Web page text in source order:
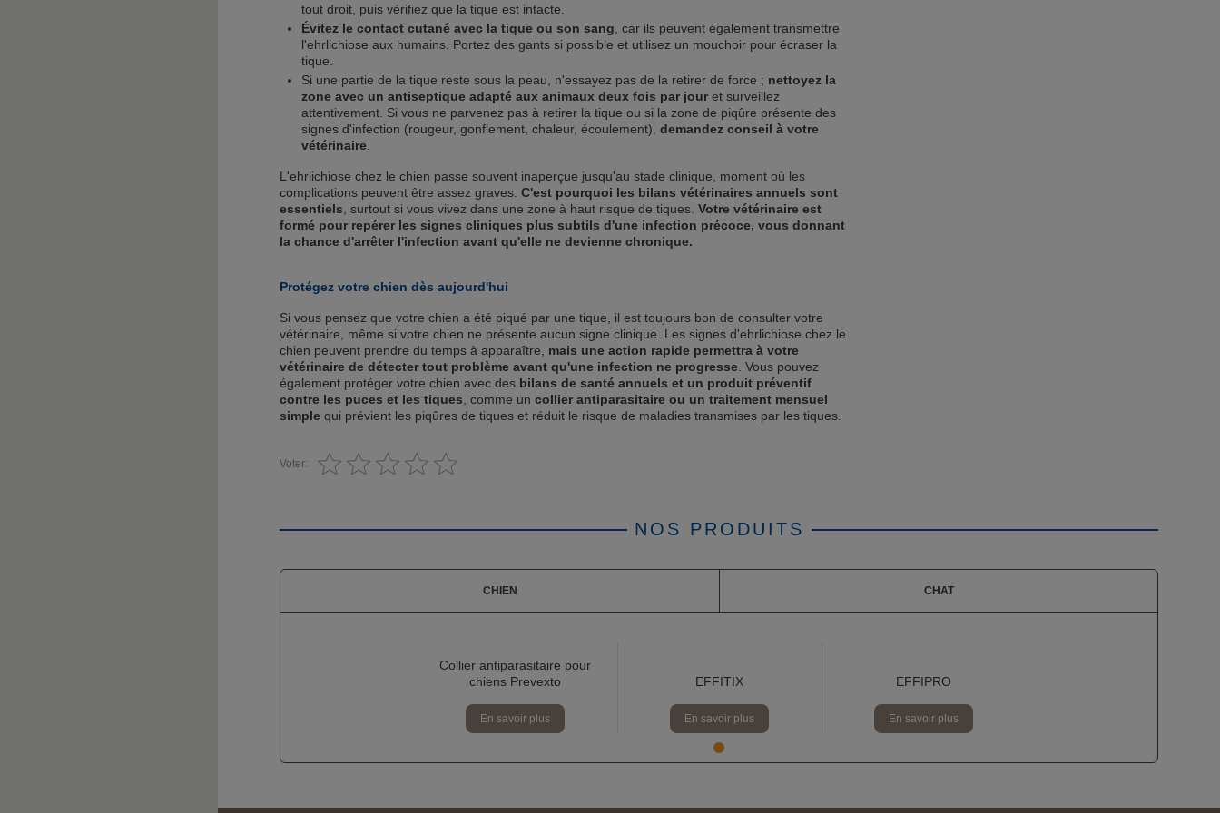
tout droit, puis vérifiez que la tique est intacte.
Évitez le contact cutané avec la tique ou son sang , car ils peuvent également transmettre
l'ehrlichiose aux humains. Portez des gants si possible et utilisez un mouchoir pour écraser la
tique.
Si une partie de la tique reste sous la peau, n'essayez pas de la retirer de force ; nettoyez la
zone avec un antiseptique adapté aux animaux deux fois par jour et surveillez
attentivement. Si vous ne parvenez pas à retirer la tique ou si la zone de piqûre présente des
signes d'infection (rougeur, gonflement, chaleur, écoulement), demandez conseil à votre
vétérinaire
L'ehrlichiose chez le chien passe souvent inaperçue jusqu'au stade clinique, moment où les
complications peuvent être assez graves. C'est pourquoi les bilans vétérinaires annuels sont
essentiels , surtout si vous vivez dans une zone à haut risque de tiques. Votre vétérinaire est
formé pour repérer les signes cliniques plus subtils d'une infection précoce, vous donnant
la chance d'arrêter l'infection avant qu'elle ne devienne chronique.
Protégez votre chien dès aujourd'hui
Si vous pensez que votre chien a été piqué par une tique, il est toujours bon de consulter votre
vétérinaire, même si votre chien ne présente aucun signe clinique. Les signes d'ehrlichiose chez le
chien peuvent prendre du temps à apparaître, mais une action rapide permettra à votre
vétérinaire de détecter tout problème avant qu'une infection ne progresse . Vous pouvez
également protéger votre chien avec des bilans de santé annuels et un produit préventif
contre les puces et les tiques , comme un collier antiparasitaire ou un traitement mensuel
simple qui prévient les piqûres de tiques et réduit le risque de maladies transmises par les tiques.
Voter:
NOS PRODUITS
CHIEN CHAT
Collier antiparasitaire pour
chiens Prevexto
En savoir plus
EFFITIX
En savoir plus
EFFIPRO
En savoir plus